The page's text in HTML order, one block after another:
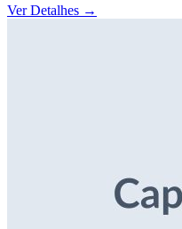
Ver Detalhes →